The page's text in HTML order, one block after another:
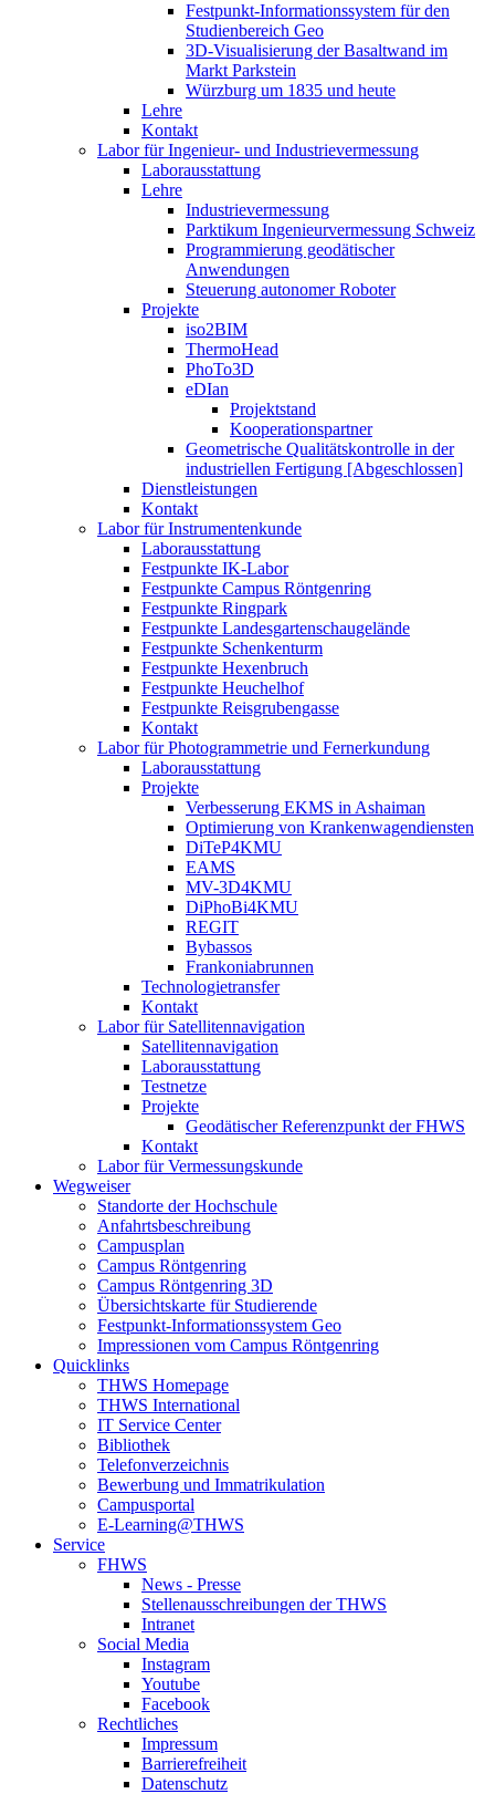
Festpunkt-Informationssystem für den
Studienbereich Geo
3D-Visualisierung der Basaltwand im
Markt Parkstein
Würzburg um 1835 und heute
Lehre
Kontakt
Labor für Ingenieur- und Industrievermessung
Laborausstattung
Lehre
Industrievermessung
Parktikum Ingenieurvermessung Schweiz
Programmierung geodätischer
Anwendungen
Steuerung autonomer Roboter
Projekte
iso2BIM
ThermoHead
PhoTo3D
eDIan
Projektstand
Kooperationspartner
Geometrische Qualitätskontrolle in der
industriellen Fertigung [Abgeschlossen]
Dienstleistungen
Kontakt
Labor für Instrumentenkunde
Laborausstattung
Festpunkte IK-Labor
Festpunkte Campus Röntgenring
Festpunkte Ringpark
Festpunkte Landesgartenschaugelände
Festpunkte Schenkenturm
Festpunkte Hexenbruch
Festpunkte Heuchelhof
Festpunkte Reisgrubengasse
Kontakt
Labor für Photogrammetrie und Fernerkundung
Laborausstattung
Projekte
Verbesserung EKMS in Ashaiman
Optimierung von Krankenwagendiensten
DiTeP4KMU
EAMS
MV-3D4KMU
DiPhoBi4KMU
REGIT
Bybassos
Frankoniabrunnen
Technologietransfer
Kontakt
Labor für Satellitennavigation
Satellitennavigation
Laborausstattung
Testnetze
Projekte
Geodätischer Referenzpunkt der FHWS
Kontakt
Labor für Vermessungskunde
Wegweiser
Standorte der Hochschule
Anfahrtsbeschreibung
Campusplan
Campus Röntgenring
Campus Röntgenring 3D
Übersichtskarte für Studierende
Festpunkt-Informationssystem Geo
Impressionen vom Campus Röntgenring
Quicklinks
THWS Homepage
THWS International
IT Service Center
Bibliothek
Telefonverzeichnis
Bewerbung und Immatrikulation
Campusportal
E-Learning@THWS
Service
FHWS
News - Presse
Stellenausschreibungen der THWS
Intranet
Social Media
Instagram
Youtube
Facebook
Rechtliches
Impressum
Barrierefreiheit
Datenschutz